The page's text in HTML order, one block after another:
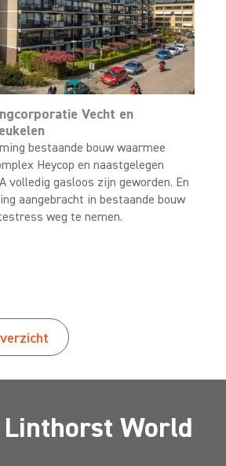
Vecht en
bestaande bouw waarmee
Heycop en naastgelegen
volledig gasloos zijn geworden. En
aangebracht in bestaande bouw
weg te nemen.
World